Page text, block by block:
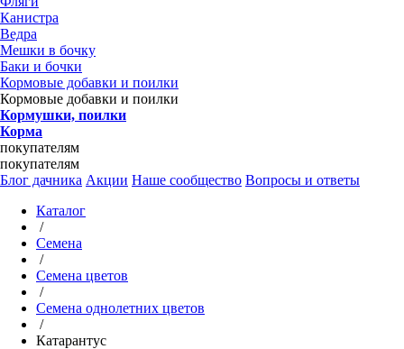
Канистра
Ведра
Мешки в бочку
Баки и бочки
Кормовые добавки и поилки
Кормовые добавки и поилки
Кормушки, поилки
Корма
покупателям
покупателям
Блог дачника Акции Наше сообщество Вопросы и ответы
Каталог
/
Семена
/
Семена цветов
/
Семена однолетних цветов
/
Катарантус